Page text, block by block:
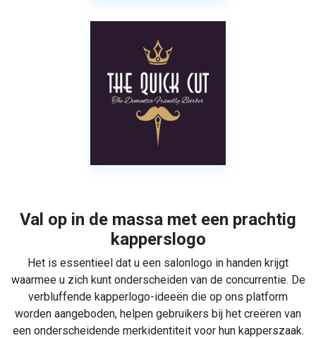
Val op in de massa met een prachtig
kapperslogo
Het is essentieel dat u een salonlogo in handen krijgt
waarmee u zich kunt onderscheiden van de concurrentie. De
verbluffende kapperlogo-ideeën die op ons platform
worden aangeboden, helpen gebruikers bij het creëren van
een onderscheidende merkidentiteit voor hun kapperszaak.